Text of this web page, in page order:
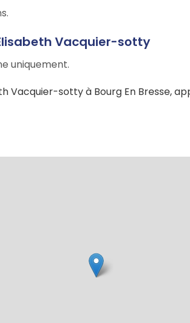
Vacquier-sotty
uniquement.
Vacquier-sotty à Bourg En Bresse,